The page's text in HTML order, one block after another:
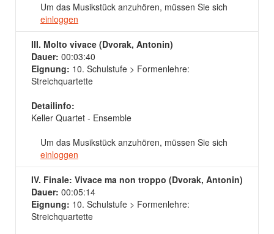
Um das Musikstück anzuhören, müssen Sie sich
einloggen
III. Molto vivace (Dvorak, Antonin)
Dauer: 00:03:40
Eignung: 10. Schulstufe > Formenlehre:
Streichquartette
Detailinfo:
Keller Quartet - Ensemble
Um das Musikstück anzuhören, müssen Sie sich
einloggen
IV. Finale: Vivace ma non troppo (Dvorak, Antonin)
Dauer: 00:05:14
Eignung: 10. Schulstufe > Formenlehre:
Streichquartette